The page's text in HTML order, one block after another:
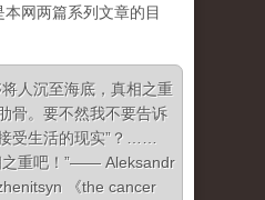
网两篇系列文章的目
人沉至海底，真相之重
骨。要不然我不要告诉
受生活的现实”？……
之重吧！”—— Aleksandr
《the cancer